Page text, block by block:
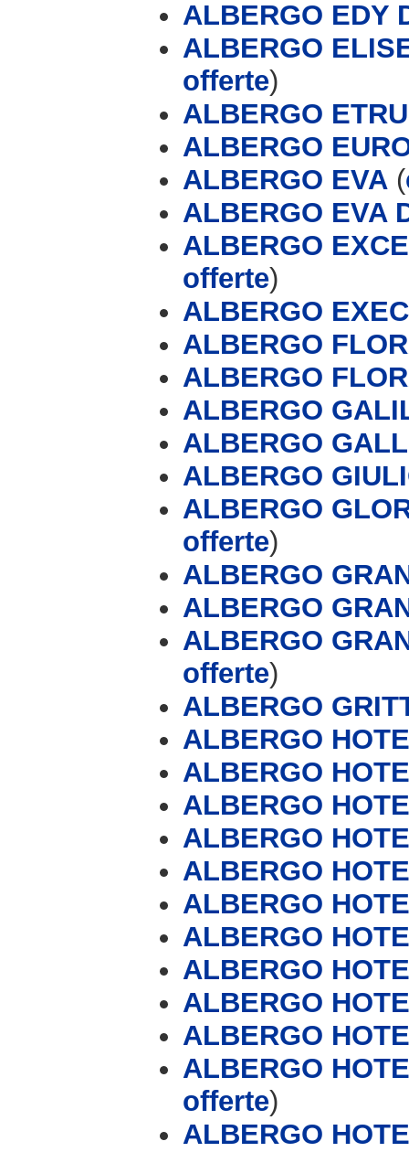
ALBERGO EDY
ALBERGO
offerte)
ALBERGO
ALBERGO
ALBERGO EVA (
ALBERGO EVA
ALBERGO
offerte)
ALBERGO
ALBERGO
ALBERGO
ALBERGO
ALBERGO
ALBERGO
ALBERGO
offerte)
ALBERGO
ALBERGO
ALBERGO
offerte)
ALBERGO
ALBERGO
ALBERGO
ALBERGO
ALBERGO
ALBERGO
ALBERGO
ALBERGO
ALBERGO
ALBERGO
ALBERGO
ALBERGO
offerte)
ALBERGO